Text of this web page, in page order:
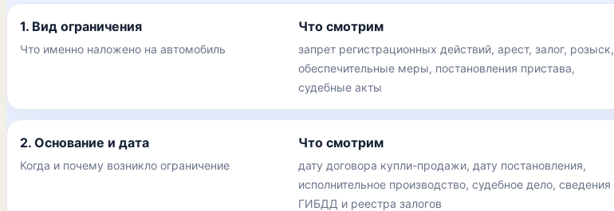
1. Вид ограничения
Что именно наложено на автомобиль
Что смотрим
запрет регистрационных действий, арест, залог, розыск,
обеспечительные меры, постановления пристава,
судебные акты
2. Основание и дата
Когда и почему возникло ограничение
Что смотрим
дату договора купли-продажи, дату постановления,
исполнительное производство, судебное дело, сведения
ГИБДД и реестра залогов